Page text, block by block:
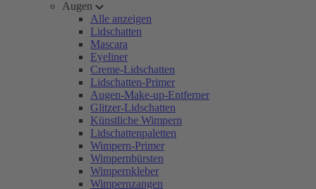
Augen
Alle anzeigen
Lidschatten
Mascara
Eyeliner
Creme-Lidschatten
Lidschatten-Primer
Augen-Make-up-Entferner
Glitzer-Lidschatten
Künstliche Wimpern
Lidschattenpaletten
Wimpern-Primer
Wimpernbürsten
Wimpernkleber
Wimpernzangen